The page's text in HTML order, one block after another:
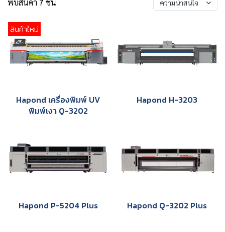
พบสินค้า 7 ชิ้น ความน่าสนใจ
สินค้าใหม่
Hapond เครื่องพิมพ์ UV
พิมพ์เงา Q-3202
Hapond H-3203
Hapond P-5204 Plus Hapond Q-3202 Plus